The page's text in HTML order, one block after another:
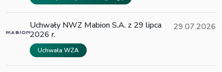
Uchwały NWZ Mabion S.A. z 29 lipca
2026 r.
Uchwała WZA
29.07.2026